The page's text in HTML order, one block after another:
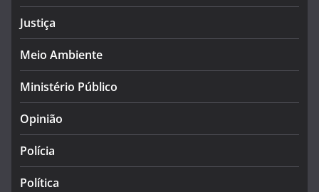
Justiça
Meio Ambiente
Ministério Público
Opinião
Polícia
Política